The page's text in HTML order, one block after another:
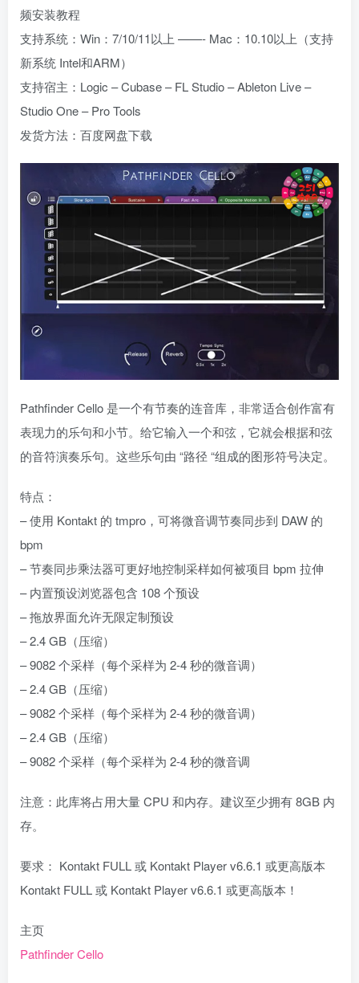
频安装教程
支持系统：Win：7/10/11以上 ——- Mac：10.10以上（支持
新系统 Intel和ARM）
支持宿主：Logic – Cubase – FL Studio – Ableton Live –
Studio One – Pro Tools
发货方法：百度网盘下载
Pathfinder Cello 是一个有节奏的连音库，非常适合创作富有
表现力的乐句和小节。给它输入一个和弦，它就会根据和弦
的音符演奏乐句。这些乐句由 “路径 “组成的图形符号决定。
特点：
– 使用 Kontakt 的 tmpro，可将微音调节奏同步到 DAW 的
bpm
– 节奏同步乘法器可更好地控制采样如何被项目 bpm 拉伸
– 内置预设浏览器包含 108 个预设
– 拖放界面允许无限定制预设
– 2.4 GB（压缩）
– 9082 个采样（每个采样为 2-4 秒的微音调）
– 2.4 GB（压缩）
– 9082 个采样（每个采样为 2-4 秒的微音调）
– 2.4 GB（压缩）
– 9082 个采样（每个采样为 2-4 秒的微音调
注意：此库将占用大量 CPU 和内存。建议至少拥有 8GB 内
存。
要求： Kontakt FULL 或 Kontakt Player v6.6.1 或更高版本
Kontakt FULL 或 Kontakt Player v6.6.1 或更高版本！
主页
Pathfinder Cello